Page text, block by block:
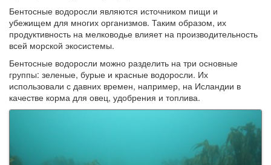
Бентосные водоросли являются источником пищи и
убежищем для многих организмов. Таким образом, их
продуктивность на мелководье влияет на производительность
всей морской экосистемы.
Бентосные водоросли можно разделить на три основные
группы: зеленые, бурые и красные водоросли. Их
использовали с давних времен, например, на Исландии в
качестве корма для овец, удобрения и топлива.